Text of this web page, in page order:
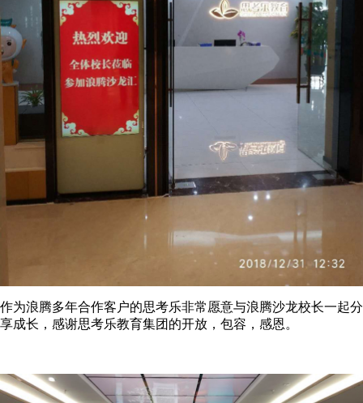
作为浪腾多年合作客户的思考乐非常愿意与浪腾沙龙校长一起分
享成长，感谢思考乐教育集团的开放，包容，感恩。